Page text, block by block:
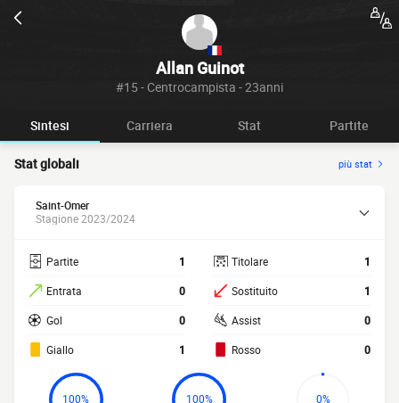
Allan Guinot
#15 - Centrocampista - 23anni
Sintesi Carriera Stat Partite
Stat globali più stat
Saint-Omer
Stagione 2023/2024
Partite 1
Entrata 0
Gol 0
Giallo 1
Titolare 1
Sostituito 1
Assist 0
Rosso 0
100% 100% 0%